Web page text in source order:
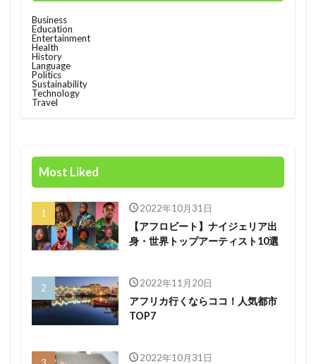
Business
Education
Entertainment
Health
History
Language
Politics
Sustainability
Technology
Travel
Most Liked
2022年10月31日
【アフロビート】ナイジェリア出
身・世界トップアーティスト10選
2022年11月20日
アフリカ行くならココ！人気都市
TOP7
2022年10月31日